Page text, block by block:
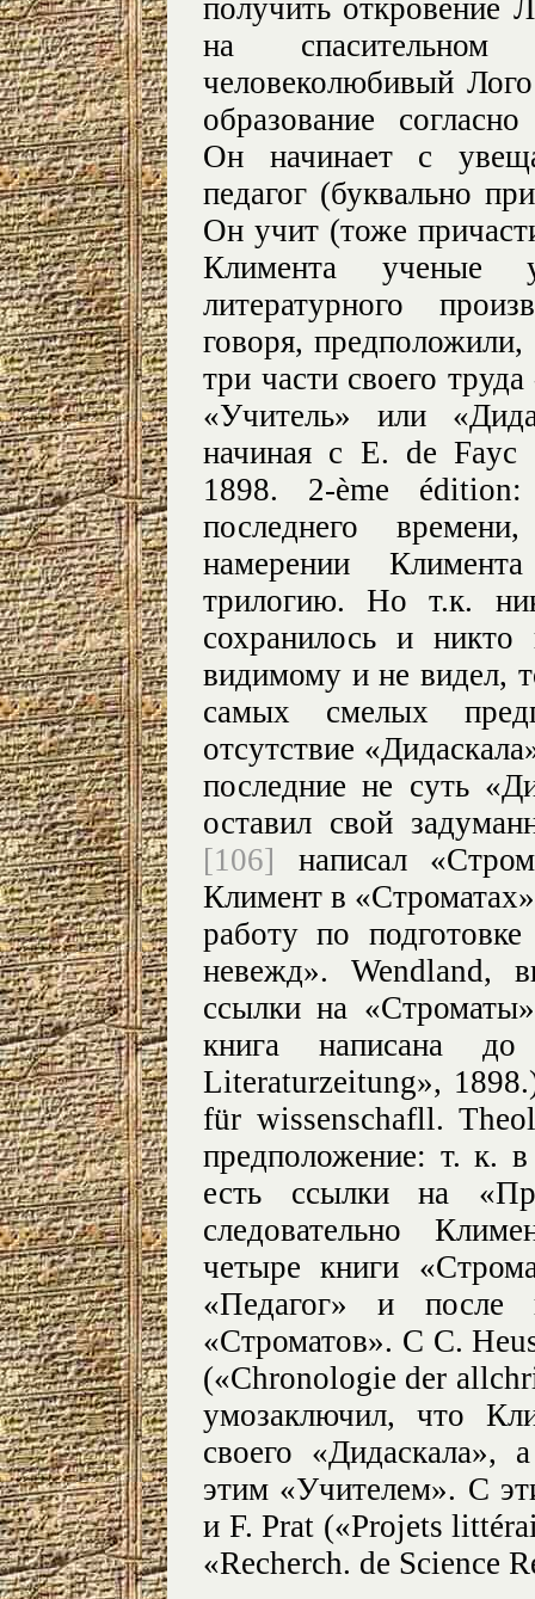
получить откровение
на
человеколюбивый
образование
Он начинает с
педагог (буквально
Он учит (тоже
Климента ученые
литературного
говоря,
три части своего
«Учитель» или
начиная с Е. de Fayc
1898. 2-ème
последнего
намерении
трилогию. Но т.к.
сохранилось и
видимому и не видел,
самых смелых
отсутствие
последние не суть
оставил свой
[106] написал
Климент в
работу по
невежд». Wendland,
ссылки на
книга написана до
Literaturzeitung»,
für wissenschafll.
предположение: т. к.
есть ссылки на
следовательно
четыре книги
«Педагог» и после
«Строматов». С С.
(«Chronologie der
умозаключил, что
своего «Дидаскала»,
этим «Учителем». С
и F. Prat («Projets
«Recherch. de Science